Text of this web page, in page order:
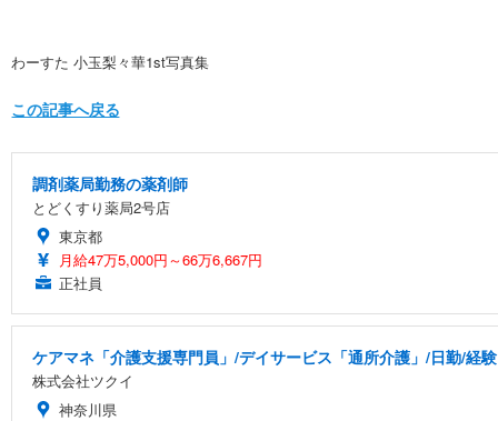
わーすた 小玉梨々華1st写真集
この記事へ戻る
調剤薬局勤務の薬剤師
とどくすり薬局2号店
東京都
月給47万5,000円～66万6,667円
正社員
ケアマネ「介護支援専門員」/デイサービス「通所介護」/日勤/経
株式会社ツクイ
神奈川県